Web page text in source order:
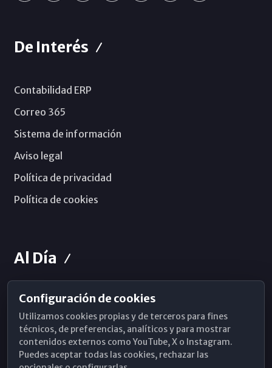
De Interés
Contabilidad ERP
Correo 365
Sistema de información
Aviso legal
Política de privacidad
Política de cookies
Al Día
Horarios de Misa
Hemeroteca
WhatsApp
Configuración de cookies
Utilizamos cookies propias y de terceros para fines
técnicos, de preferencias, analíticos y para mostrar
contenidos externos como YouTube, X o Instagram.
Puedes aceptar todas las cookies, rechazar las